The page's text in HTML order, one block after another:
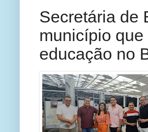
Secretária de
município
educação no